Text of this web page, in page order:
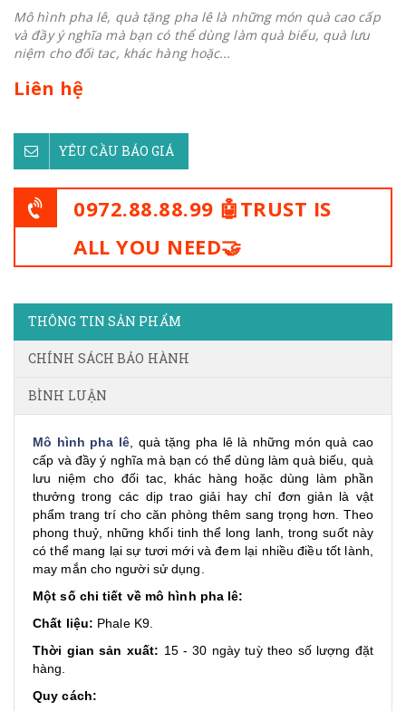
Mô hình pha lê, quà tặng pha lê là những món quà cao cấp
và đầy ý nghĩa mà bạn có thể dùng làm quà biếu, quà lưu
niệm cho đối tac, khác hàng hoặc...
Liên hệ
YÊU CẦU BÁO GIÁ
0972.88.88.99 🤖TRUST IS
ALL YOU NEED🤝
THÔNG TIN SẢN PHẨM
CHÍNH SÁCH BẢO HÀNH
BÌNH LUẬN
Mô hình pha lê , quà tặng pha lê là những món quà cao
cấp và đầy ý nghĩa mà bạn có thể dùng làm quà biếu, quà
lưu niệm cho đối tac, khác hàng hoặc dùng làm phần
thưởng trong các dịp trao giải hay chỉ đơn giản là vật
phẩm trang trí cho căn phòng thêm sang trọng hơn. Theo
phong thuỷ, những khối tinh thể long lanh, trong suốt này
có thể mang lại sự tươi mới và đem lại nhiều điều tốt lành,
may mắn cho người sử dụng.
Một số chi tiết về mô hình pha lê:
Chất liệu: Phale K9.
Thời gian sản xuất: 15 - 30 ngày tuỳ theo số lượng đặt
hàng.
Quy cách: